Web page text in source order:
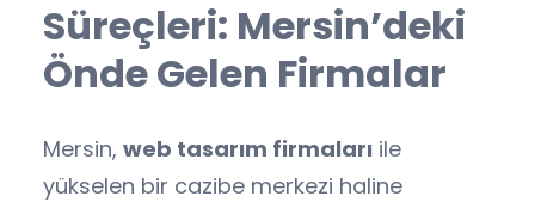
Süreçleri: Mersin’deki
Önde Gelen Firmalar
Mersin, web tasarım firmaları ile
yükselen bir cazibe merkezi haline